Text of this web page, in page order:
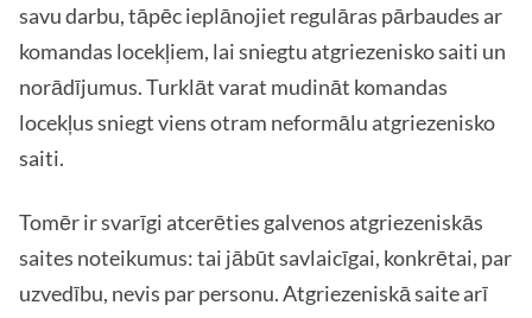
savu darbu, tāpēc ieplānojiet regulāras pārbaudes ar
komandas locekļiem, lai sniegtu atgriezenisko saiti un
norādījumus. Turklāt varat mudināt komandas
locekļus sniegt viens otram neformālu atgriezenisko
saiti.
Tomēr ir svarīgi atcerēties galvenos atgriezeniskās
saites noteikumus: tai jābūt savlaicīgai, konkrētai, par
uzvedību, nevis par personu. Atgriezeniskā saite arī